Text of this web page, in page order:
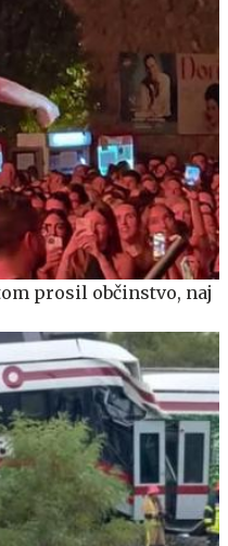
prosil občinstvo, naj